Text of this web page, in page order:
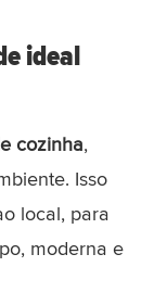
ideal
cozinha,
Isso
local, para
moderna e